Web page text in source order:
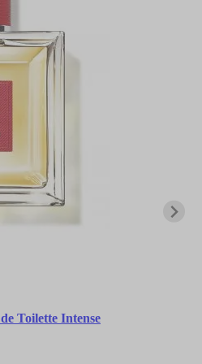
Toilette Intense